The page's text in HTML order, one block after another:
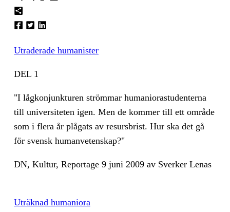
Ut­ra­de­ra­de hu­ma­nis­ter
DEL 1
"I låg­kon­junk­tu­ren ström­mar hu­ma­nio­rastu­den­ter­na
till uni­ver­si­te­ten igen. Men de kom­mer till ett om­rå­de
som i fle­ra år plå­gats av re­surs­brist. Hur ska det gå
för svensk hu­man­ve­ten­skap?"
DN, Kul­tur, Re­por­tage 9 juni 2009 av Sver­ker Le­nas
Ut­räk­nad hu­ma­nio­ra